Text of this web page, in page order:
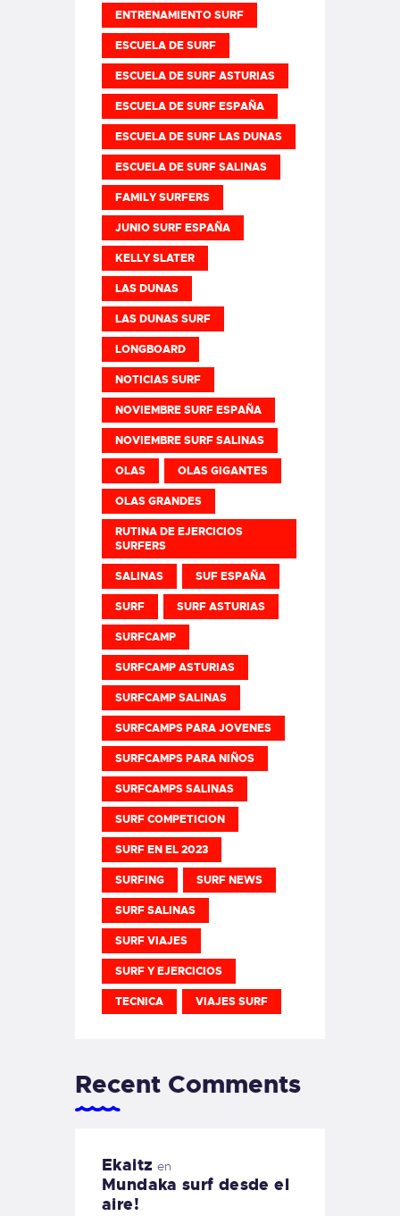
ENTRENAMIENTO SURF
ESCUELA DE SURF
ESCUELA DE SURF ASTURIAS
ESCUELA DE SURF ESPAÑA
ESCUELA DE SURF LAS DUNAS
ESCUELA DE SURF SALINAS
FAMILY SURFERS
JUNIO SURF ESPAÑA
KELLY SLATER
LAS DUNAS
LAS DUNAS SURF
LONGBOARD
NOTICIAS SURF
NOVIEMBRE SURF ESPAÑA
NOVIEMBRE SURF SALINAS
OLAS OLAS GIGANTES
OLAS GRANDES
RUTINA DE EJERCICIOS
SURFERS
SALINAS SUF ESPAÑA
SURF SURF ASTURIAS
SURFCAMP
SURFCAMP ASTURIAS
SURFCAMP SALINAS
SURFCAMPS PARA JOVENES
SURFCAMPS PARA NIÑOS
SURFCAMPS SALINAS
SURF COMPETICION
SURF EN EL 2023
SURFING SURF NEWS
SURF SALINAS
SURF VIAJES
SURF Y EJERCICIOS
TECNICA VIAJES SURF
Recent Comments
Ekaitz en
Mundaka surf desde el
aire!